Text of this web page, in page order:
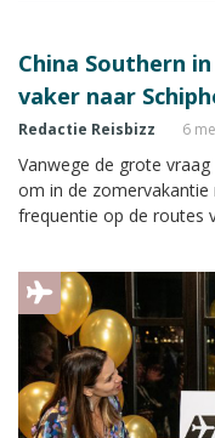
China Southern
vaker naar
Redactie Reisbizz 6
Vanwege de grote
om in de zomervakantie
frequentie op de routes